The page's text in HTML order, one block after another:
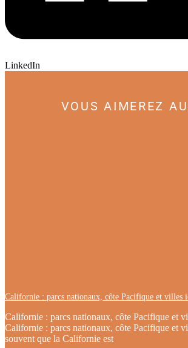
LinkedIn
VOUS AIMEREZ
Californie : parcs nationaux, côte Pacifique et villes
Californie : parcs nationaux, côte Pacifique et
Californie : parcs nationaux, côte Pacifique et
souvent que la Californie est